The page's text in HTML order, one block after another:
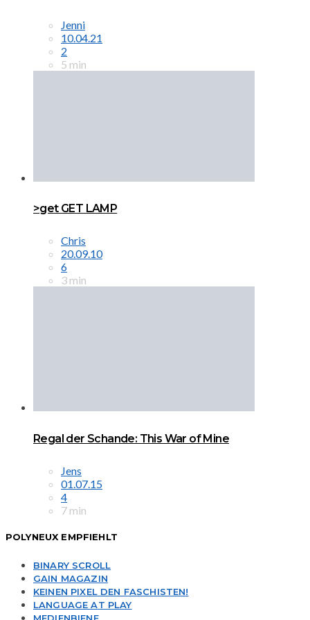
Jenni
10.04.21
2
5 min
>get GET LAMP
Chris
20.09.10
6
3 min
Regal der Schande: This War of Mine
Jens
01.07.15
4
7 min
POLYNEUX EMPFIEHLT
BINARY SCROLL
GAIN MAGAZIN
KEINEN PIXEL DEN FASCHISTEN!
LANGUAGE AT PLAY